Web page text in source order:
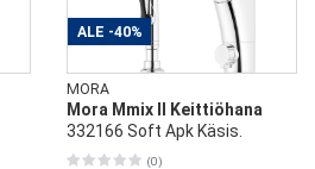
ALE -40%
MORA
Mora Mmix II Keittiöhana
332166 Soft Apk Käsis.
(0)